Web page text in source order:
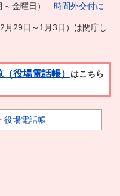
～金曜日） 時間外交付に
月29日～1月3日）は閉庁し
役場電話帳） はこちら
役場電話帳